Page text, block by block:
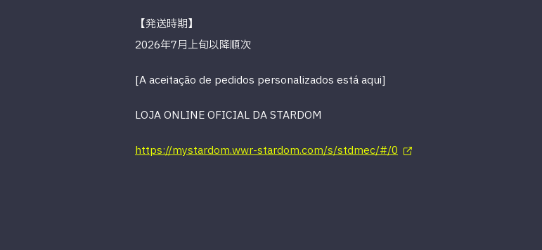
【発送時期】
2026年7月上旬以降順次
[A aceitação de pedidos personalizados está aqui]
LOJA ONLINE OFICIAL DA STARDOM
https://mystardom.wwr-stardom.com/s/stdmec/#/0